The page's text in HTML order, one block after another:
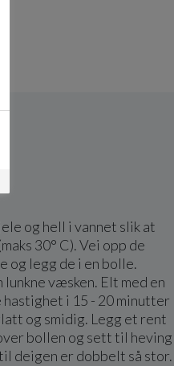
og hell i vannet slik at
30° C). Vei opp de
og legg de i en bolle.
væsken. Elt med en
i 15 - 20 minutter
og smidig. Legg et rent
bollen og sett til heving
deigen er dobbelt så stor.